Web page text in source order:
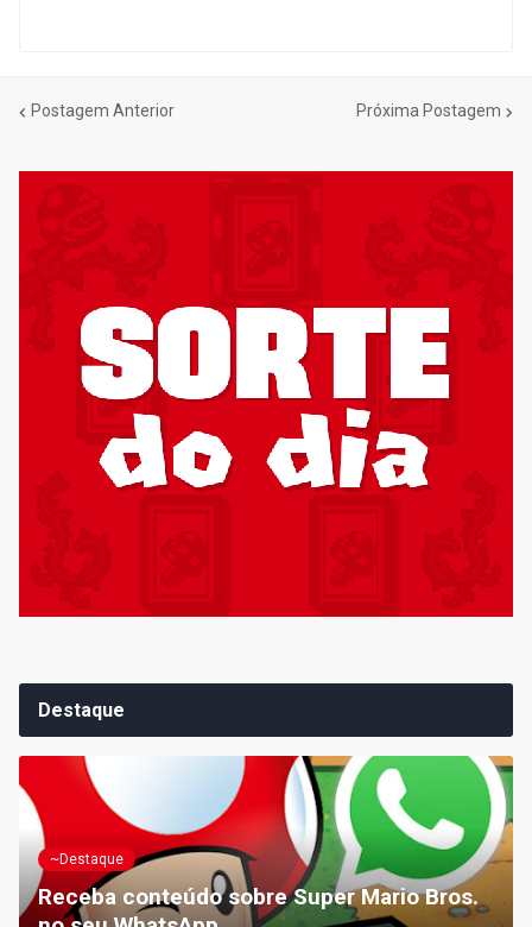
Postagem Anterior Próxima Postagem
Destaque
~Destaque
Receba conteúdo sobre Super Mario Bros.